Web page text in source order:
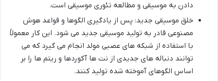
دادن به موسیقی و مطالعه تئوری موسیقی است.
خلق موسیقی جدید: پس از یادگیری الگوها و قواعد هوش
مصنوعی قادر به تولید موسیقی جدید می شود. این کار معمولاً
با استفاده از شبکه های عصبی مولد انجام می گیرد که می
توانند دنباله های جدیدی از نت ها آکوردها و ریتم ها را بر
اساس الگوهای آموخته شده تولید کنند.